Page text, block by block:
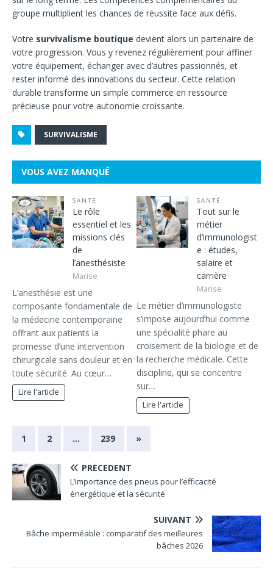
groupe multiplient les chances de réussite face aux défis.
Votre survivalisme boutique devient alors un partenaire de
votre progression. Vous y revenez régulièrement pour affiner
votre équipement, échanger avec d’autres passionnés, et
rester informé des innovations du secteur. Cette relation
durable transforme un simple commerce en ressource
précieuse pour votre autonomie croissante.
SURVIVALISME
VOUS AVEZ MANQUÉ
SANTÉ
Le rôle
essentiel et les
missions clés
de
l’anesthésiste
Marise
L’anesthésie est une
composante fondamentale de
la médecine contemporaine
offrant aux patients la
promesse d’une intervention
chirurgicale sans douleur et en
toute sécurité. Au cœur…
Lire l'article
SANTÉ
Tout sur le
métier
d’immunologist
e : études,
salaire et
carrière
Marise
Le métier d’immunologiste
s’impose aujourd’hui comme
une spécialité phare au
croisement de la biologie et de
la recherche médicale. Cette
discipline, qui se concentre
sur…
Lire l'article
1 2 … 239 »
PRÉCÉDENT
L’importance des pneus pour l’efficacité
énergétique et la sécurité
SUIVANT
Bâche imperméable : comparatif des meilleures
bâches 2026